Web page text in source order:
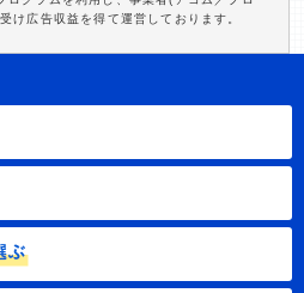
け広告収益を得て運営しております。